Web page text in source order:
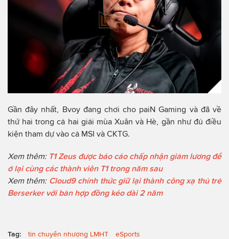
Gần đây nhất, Bvoy đang chơi cho paiN Gaming và đã về
thứ hai trong cả hai giải mùa Xuân và Hè, gần như đủ điều
kiện tham dự vào cả MSI và CKTG.
Xem thêm: T1 Zeus được báo cáo chấp nhận giảm lương để
ở lại cùng các thành viên T1 trong năm sau
Xem thêm: Cloud9 chính thức giữ lại thành công xạ thủ trẻ
Berserker với bản hợp đồng kéo dài 2 năm
Tag: tin chuyển nhượng LMHT eSports